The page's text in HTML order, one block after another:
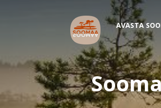
AVASTA